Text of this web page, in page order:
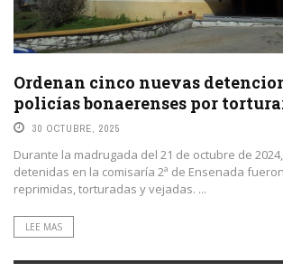
Ordenan cinco nuevas
policías bonaerenses por
30 OCTUBRE, 2025
Durante la madrugada del 21 de octubre de
detenidas en la comisaría 2ª de Ensenada
reprimidas, torturadas y vejadas. ...
LEE MAS